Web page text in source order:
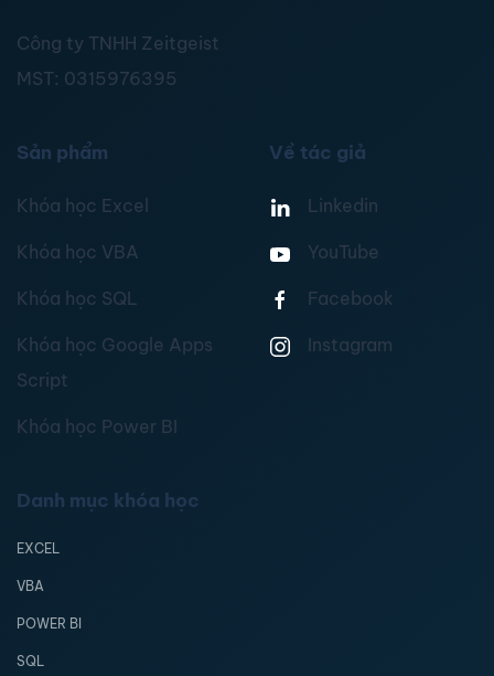
Công ty TNHH Zeitgeist
MST: 0315976395
Sản phẩm
Khóa học Excel
Khóa học VBA
Khóa học SQL
Khóa học Google Apps
Script
Khóa học Power BI
Về tác giả
Linkedin
YouTube
Facebook
Instagram
Danh mục khóa học
EXCEL
VBA
POWER BI
SQL